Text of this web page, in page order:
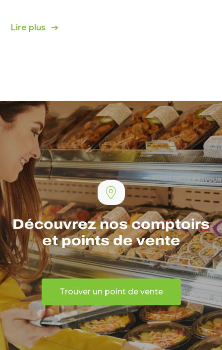
Lire plus
Découvrez nos comptoirs
et points de vente
Trouver un point de vente